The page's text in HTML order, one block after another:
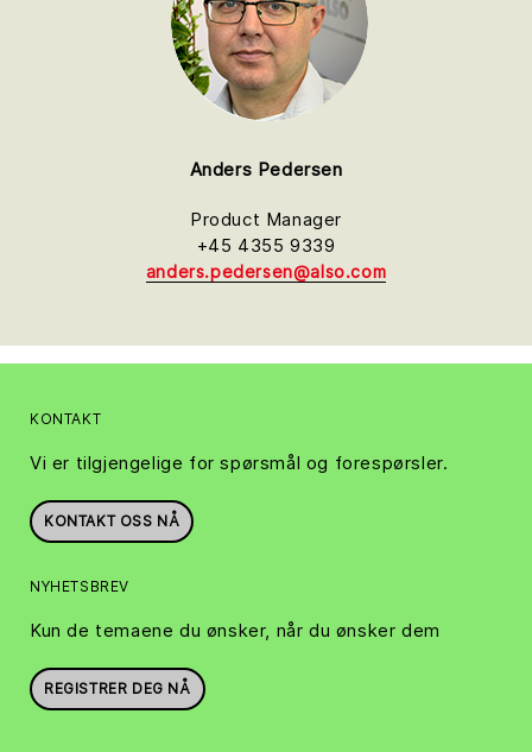
Anders Pedersen
Product Manager
+45 4355 9339
anders.pedersen@also.com
KONTAKT
Vi er tilgjengelige for spørsmål og forespørsler.
KONTAKT OSS NÅ
NYHETSBREV
Kun de temaene du ønsker, når du ønsker dem
REGISTRER DEG NÅ